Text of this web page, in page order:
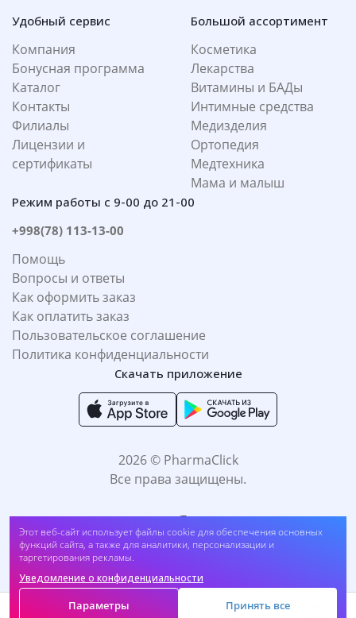
Этот веб-сайт использует файлы cookie для обеспечения основных
функций сайта, а также для аналитики, персонализации и
таргетирования рекламы.
Уведомление о конфиденциальности
Параметры Принять все
Крем для ног Avon Foot Works от натоптышей 75 мл (##gg7)
28 200UZS
Удобный сервис
Компания
Бонусная программа
Каталог
Контакты
Филиалы
Лицензии и
сертификаты
Большой ассортимент
Косметика
Лекарства
Витамины и БАДы
Интимные средства
Медизделия
Ортопедия
Медтехника
Мама и малыш
Режим работы с 9-00 до 21-00
+998(78) 113-13-00
Помощь
Вопросы и ответы
Как оформить заказ
Как оплатить заказ
Пользовательское соглашение
Политика конфиденциальности
Скачать приложение
2026 © PharmaClick
Все права защищены.
Принимаем к оплате: